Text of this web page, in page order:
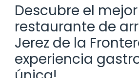
Descubre el mejor
restaurante de
Jerez de la
experiencia